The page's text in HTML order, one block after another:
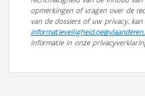
opmerkingen of vragen over de
van de dossiers of uw privacy,
informatie in onze